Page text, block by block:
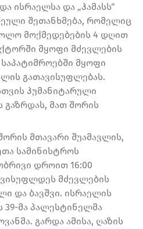
ისრაელსა და „ჰამასს“
შეთანხმება, რომელიც
მოქმედებების 4 დღით
მყოფი მძევლების
მყოფი
გათავისუფლებას.
ჰუმანიტარული
გაზრდას, მათ შორის
მთავარი შუამავლის,
სამინისტროს
დროით 16:00
მძევლების
და ბავშვი. ისრაელის
39-მა პალესტინელმა
გარდა ამისა, ღაზის